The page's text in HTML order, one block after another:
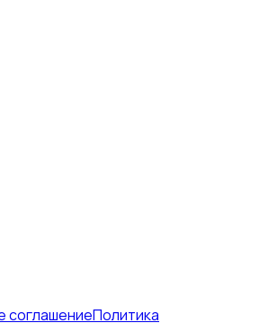
соглашениеПолитика